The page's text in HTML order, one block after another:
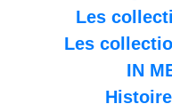
Les
Les
IN